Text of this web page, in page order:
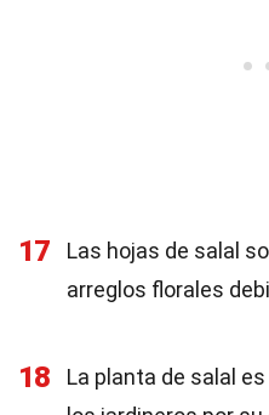
17
Las hojas de salal
arreglos florales
18
La planta de salal